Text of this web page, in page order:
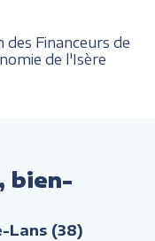
des Financeurs de
de l'Isère
bien-
Lans (38)